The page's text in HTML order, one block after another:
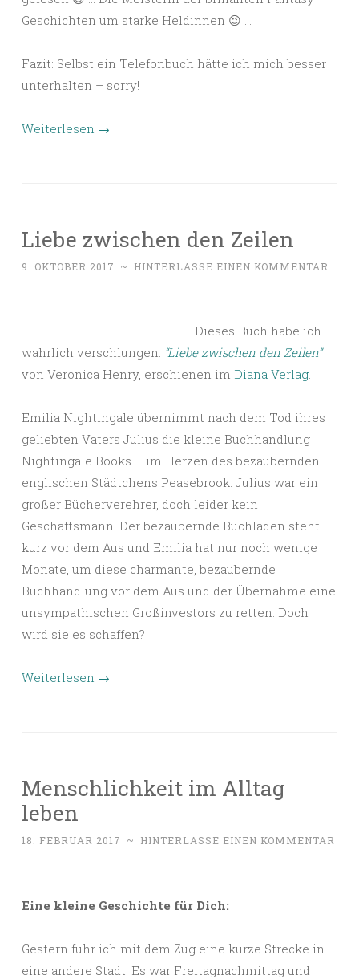
Geschichten um starke Heldinnen 😉 …
Fazit: Selbst ein Telefonbuch hätte ich mich besser
unterhalten – sorry!
Weiterlesen →
Liebe zwischen den Zeilen
9. OKTOBER 2017 ~ HINTERLASSE EINEN KOMMENTAR
Dieses Buch habe ich
wahrlich verschlungen: “Liebe zwischen den Zeilen”
von Veronica Henry, erschienen im Diana Verlag.
Emilia Nightingale übernimmt nach dem Tod ihres
geliebten Vaters Julius die kleine Buchhandlung
Nightingale Books – im Herzen des bezaubernden
englischen Städtchens Peasebrook. Julius war ein
großer Bücherverehrer, doch leider kein
Geschäftsmann. Der bezaubernde Buchladen steht
kurz vor dem Aus und Emilia hat nur noch wenige
Monate, um diese charmante, bezaubernde
Buchhandlung vor dem Aus und der Übernahme eine
unsympathischen Großinvestors zu retten. Doch
wird sie es schaffen?
Weiterlesen →
Menschlichkeit im Alltag
leben
18. FEBRUAR 2017 ~ HINTERLASSE EINEN KOMMENTAR
Eine kleine Geschichte für Dich:
Gestern fuhr ich mit dem Zug eine kurze Strecke in
eine andere Stadt. Es war Freitagnachmittag und